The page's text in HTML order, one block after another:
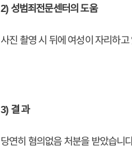
2) 성범죄전문센터의 도움
사진 촬영 시 뒤에 여성이 자리하
3) 결 과
당연히 혐의없음 처분을 받았습니